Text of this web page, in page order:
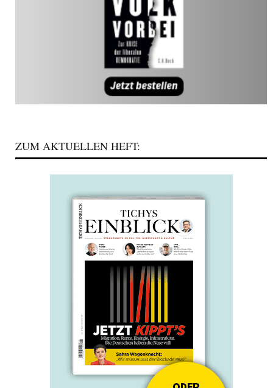
ZUM AKTUELLEN HEFT: